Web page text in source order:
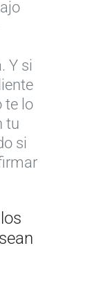
Y si
te lo
tu
si